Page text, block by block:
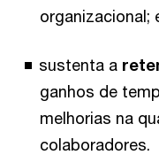
organizacional;
sustenta a
ganhos de
melhorias na
colaboradores.